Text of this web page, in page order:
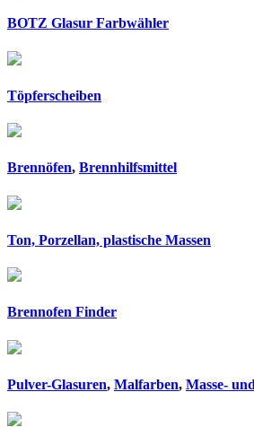
BOTZ Glasur Farbwähler
Töpferscheiben
Brennöfen, Brennhilfsmittel
Ton, Porzellan, plastische Massen
Brennofen Finder
Pulver-Glasuren, Malfarben, Masse-